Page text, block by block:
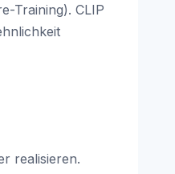
Training). CLIP
realisieren.